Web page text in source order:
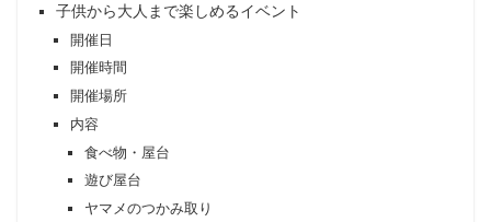
子供から大人まで楽しめるイベント
開催日
開催時間
開催場所
内容
食べ物・屋台
遊び屋台
ヤマメのつかみ取り